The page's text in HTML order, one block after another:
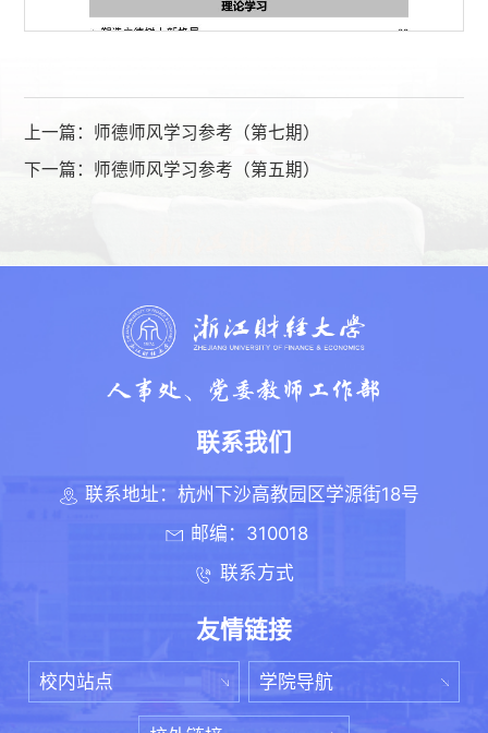
第 2 页
上一篇： 师德师风学习参考（第七期）
下一篇： 师德师风学习参考（第五期）
联系我们
联系地址：杭州下沙高教园区学源街18号
邮编：310018
联系方式
友情链接
校内站点 学院导航